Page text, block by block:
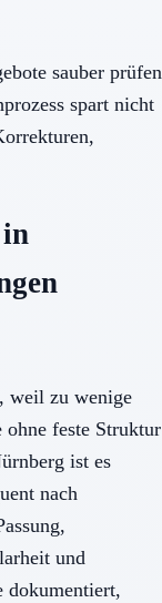
sauber prüfen
spart nicht
weil zu wenige
feste Struktur
ist es
nach
und
dokumentiert,